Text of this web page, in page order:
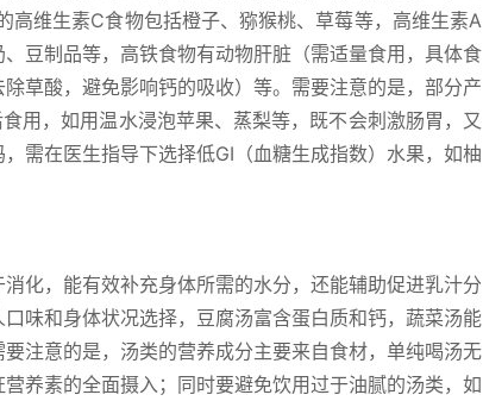
维生素C食物包括橙子、猕猴桃、草莓等，高维生素A
豆制品等，高铁食物有动物肝脏（需适量食用，具体食
草酸，避免影响钙的吸收）等。需要注意的是，部分产
用，如用温水浸泡苹果、蒸梨等，既不会刺激肠胃，又
需在医生指导下选择低GI（血糖生成指数）水果，如柚
化，能有效补充身体所需的水分，还能辅助促进乳汁分
味和身体状况选择，豆腐汤富含蛋白质和钙，蔬菜汤能
注意的是，汤类的营养成分主要来自食材，单纯喝汤无
养素的全面摄入；同时要避免饮用过于油腻的汤类，如